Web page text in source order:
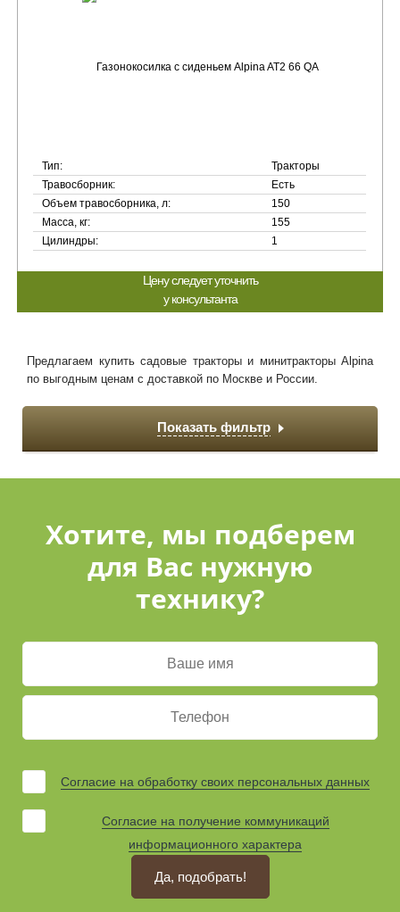
Показать фильтр
Тип:
Тракторы
Травосборник:
Есть
Объем травосборника, л:
150
Масса, кг:
155
Цилиндры:
1
Цену следует уточнить
у консультанта
Предлагаем купить садовые тракторы и минитракторы Alpina
по выгодным ценам с доставкой по Москве и России.
Хотите, мы подберем
для Вас нужную
технику?
Согласие на обработку своих персональных данных
Согласие на получение коммуникаций
информационного характера
Да, подобрать!